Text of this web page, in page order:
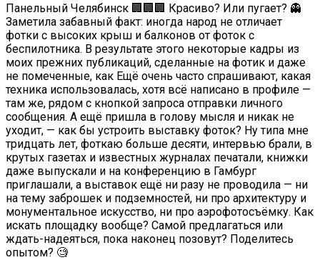
Панельный Челябинск 🏢🏢🏢 Красиво? Или пугает? 👻
Заметила забавный факт: иногда народ не отличает
фотки с высоких крыш и балконов от фоток с
беспилотника. В результате этого некоторые кадры из
моих прежних публикаций, сделанные на фотик и даже
не помеченные, как Ещё очень часто спрашивают, какая
техника использовалась, хотя всё написано в профиле —
там же, рядом с кнопкой запроса отправки личного
сообщения. А ещё пришла в голову мысля и никак не
уходит, — как бы устроить выставку фоток? Ну типа мне
тридцать лет, фоткаю больше десяти, интервью брали, в
крутых газетах и известных журналах печатали, книжки
даже выпускали и на конференцию в Гамбург
приглашали, а выставок ещё ни разу не проводила — ни
на тему заброшек и подземностей, ни про архитектуру и
монументальное искусство, ни про аэрофотосъёмку. Как
искать площадку вообще? Самой предлагаться или
ждать-надеяться, пока наконец позовут? Поделитесь
опытом? 🧐